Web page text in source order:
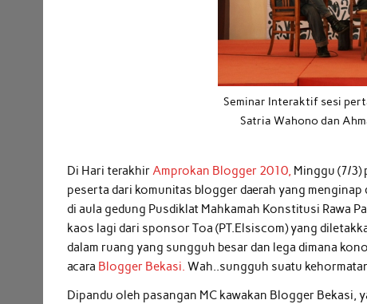
Seminar Interaktif sesi
Satria Wahono dan
Di Hari terakhirAmprokan Blogger 2010, Minggu (7/3)
peserta dari komunitas blogger daerah yang
di aula gedung Pusdiklat Mahkamah Konstitusi Rawa
kaos lagi dari sponsor Toa (PT.Elsiscom) yang
dalam ruang yang sungguh besar dan lega dimana
acara Blogger Bekasi. Wah..sungguh suatu
Dipandu oleh pasangan MC kawakan Blogger Bekasi,